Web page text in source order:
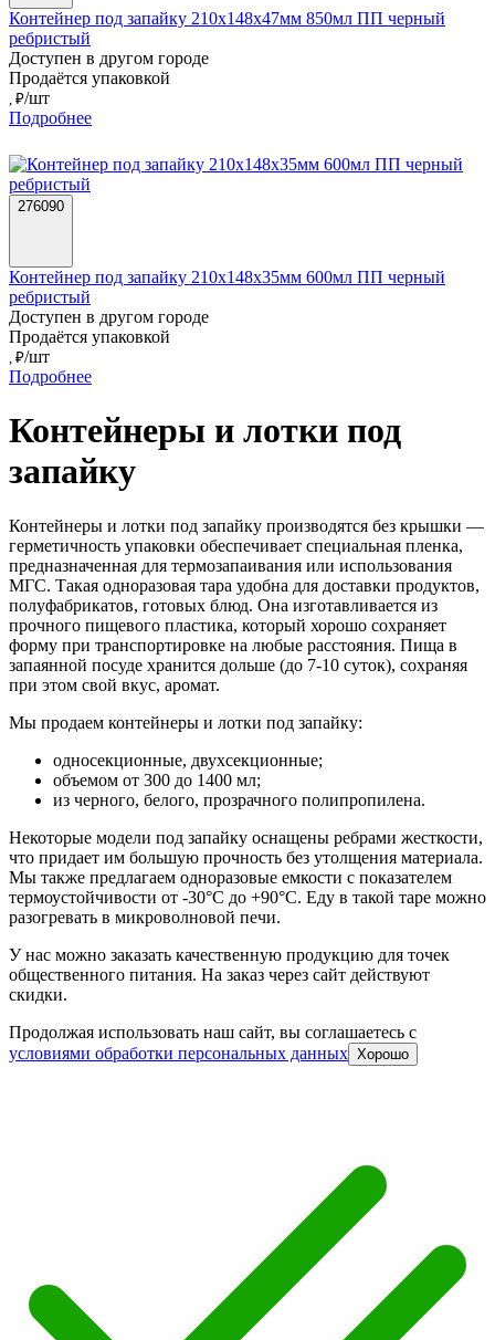
Контейнер под запайку 210х148х47мм 850мл ПП черный
ребристый
Доступен в другом городе
Продаётся упаковкой
, ₽/шт
Подробнее
276090
Контейнер под запайку 210х148х35мм 600мл ПП черный
ребристый
Доступен в другом городе
Продаётся упаковкой
, ₽/шт
Подробнее
Контейнеры и лотки под
запайку
Контейнеры и лотки под запайку производятся без крышки —
герметичность упаковки обеспечивает специальная пленка,
предназначенная для термозапаивания или использования
МГС. Такая одноразовая тара удобна для доставки продуктов,
полуфабрикатов, готовых блюд. Она изготавливается из
прочного пищевого пластика, который хорошо сохраняет
форму при транспортировке на любые расстояния. Пища в
запаянной посуде хранится дольше (до 7-10 суток), сохраняя
при этом свой вкус, аромат.
Мы продаем контейнеры и лотки под запайку:
односекционные, двухсекционные;
объемом от 300 до 1400 мл;
из черного, белого, прозрачного полипропилена.
Некоторые модели под запайку оснащены ребрами жесткости,
что придает им большую прочность без утолщения материала.
Мы также предлагаем одноразовые емкости с показателем
термоустойчивости от -30°С до +90°С. Еду в такой таре можно
разогревать в микроволновой печи.
У нас можно заказать качественную продукцию для точек
общественного питания. На заказ через сайт действуют
скидки.
Продолжая использовать наш сайт, вы соглашаетесь c
условиями обработки персональных данных Хорошо